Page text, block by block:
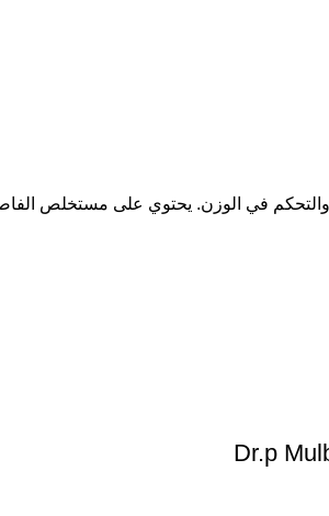
في الوزن. يحتوي على مستخلص